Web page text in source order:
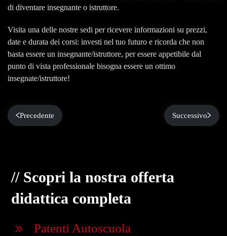
di diventare insegnante o istruttore.
Visita una delle nostre sedi per ricevere informazioni su prezzi,
date e durata dei corsi: investi nel tuo futuro e ricorda che non
basta essere un insegnante/istruttore, per essere appetibile dal
punto di vista professionale bisogna essere un ottimo
insegnate/istruttore!
Precedente Successivo
// Scopri la nostra offerta
didattica completa
Patenti Autoscuola